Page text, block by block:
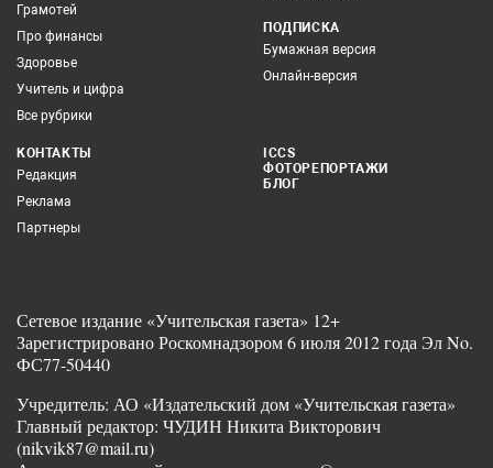
Грамотей
Про финансы
Здоровье
Учитель и цифра
Все рубрики
ПОДПИСКА
Бумажная версия
Онлайн-версия
КОНТАКТЫ
Редакция
Реклама
Партнеры
ICCS
ФОТОРЕПОРТАЖИ
БЛОГ
Сетевое издание «Учительская газета» 12+
Зарегистрировано Роскомнадзором 6 июля 2012 года Эл No.
ФС77-50440
Учредитель: АО «Издательский дом «Учительская газета»
Главный редактор: ЧУДИН Никита Викторович
(nikvik87@mail.ru)